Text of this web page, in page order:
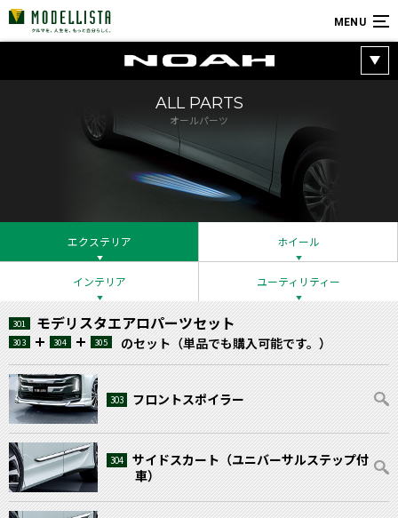
MENU
ALL PARTS
オールパーツ
エクステリア ホイール
インテリア ユーティリティー
301 モデリスタエアロパーツセット
303 304 305 のセット（単品でも購入可能です。）
303 フロントスポイラー
304
サイドスカート（ユニバーサルステップ付
車）